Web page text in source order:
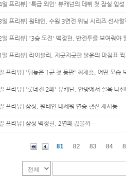
일 프리뷰] '특급 외인' 뷰캐넌의 데뷔 첫 잠실 입성
일 프리뷰] 원태인, 수원 3연전 위닝 시리즈 선사할
일 프리뷰] '3승 도전' 백정현, 반전투를 보여줘야
일 프리뷰] 라이블리, 지긋지긋한 불운의 마침표
프리뷰] '뒤늦은 1군 첫 등판' 최채흥, 어떤 모습
프리뷰] '롯데전 2패' 뷰캐넌, 안방에서 설욕 나선
프리뷰] 삼성, 원태인 내세워 연승 행진 재시동
프리뷰] 삼성 백정현, 2연패 끊을까…
81 82 83 84